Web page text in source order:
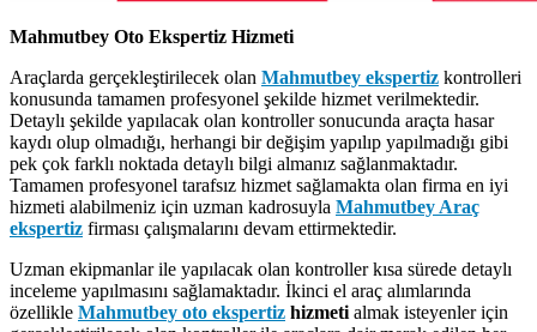
Mahmutbey Oto Ekspertiz Hizmeti
Araçlarda gerçekleştirilecek olan Mahmutbey ekspertiz kontrolleri
konusunda tamamen profesyonel şekilde hizmet verilmektedir.
Detaylı şekilde yapılacak olan kontroller sonucunda araçta hasar
kaydı olup olmadığı, herhangi bir değişim yapılıp yapılmadığı gibi
pek çok farklı noktada detaylı bilgi almanız sağlanmaktadır.
Tamamen profesyonel tarafsız hizmet sağlamakta olan firma en iyi
hizmeti alabilmeniz için uzman kadrosuyla Mahmutbey Araç
ekspertiz firması çalışmalarını devam ettirmektedir.
Uzman ekipmanlar ile yapılacak olan kontroller kısa sürede detaylı
inceleme yapılmasını sağlamaktadır. İkinci el araç alımlarında
özellikle Mahmutbey oto ekspertiz hizmeti almak isteyenler için